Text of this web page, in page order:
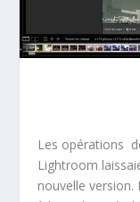
Les opérations
Lightroom
nouvelle